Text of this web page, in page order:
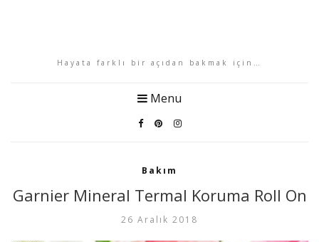
Hayata farklı bir açıdan bakmak için…
Menu
Bakım
Garnier Mineral Termal Koruma Roll On
26 Aralık 2018